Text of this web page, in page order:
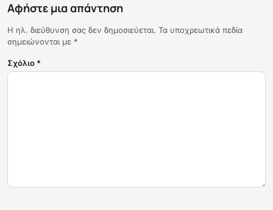
Αφήστε μια απάντηση
Η ηλ. διεύθυνση σας δεν δημοσιεύεται. Τα υποχρεωτικά πεδία
σημειώνονται με *
Σχόλιο *